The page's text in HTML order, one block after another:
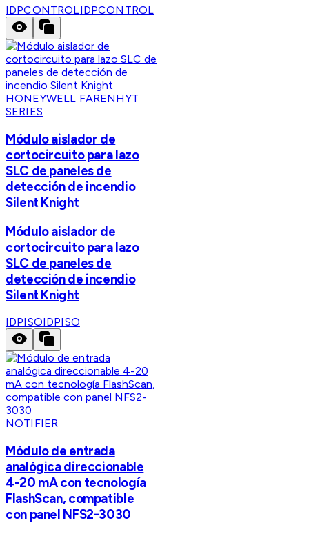
IDPCONTROLIDPCONTROL
HONEYWELL FARENHYT
SERIES
Módulo aislador de
cortocircuito para lazo
SLC de paneles de
detección de incendio
Silent Knight
Módulo aislador de
cortocircuito para lazo
SLC de paneles de
detección de incendio
Silent Knight
IDPISOIDPISO
NOTIFIER
Módulo de entrada
analógica direccionable
4-20 mA con tecnología
FlashScan, compatible
con panel NFS2-3030